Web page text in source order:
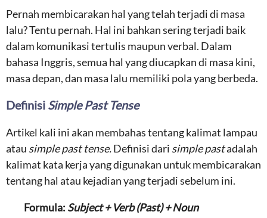
Pernah membicarakan hal yang telah terjadi di masa
lalu? Tentu pernah. Hal ini bahkan sering terjadi baik
dalam komunikasi tertulis maupun verbal. Dalam
bahasa Inggris, semua hal yang diucapkan di masa kini,
masa depan, dan masa lalu memiliki pola yang berbeda.
Definisi Simple Past Tense
Artikel kali ini akan membahas tentang kalimat lampau
atau simple past tense.Definisi dari simple pastadalah
kalimat kata kerja yang digunakan untuk membicarakan
tentang hal atau kejadian yang terjadi sebelum ini.
Formula: Subject + Verb (Past) + Noun